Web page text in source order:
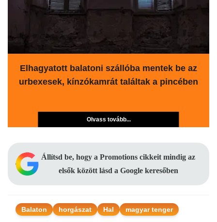
Elhagyatott balatoni szállóba mentek be az
urbexesek, kínzókamrát találtak a pincében
Olvass tovább...
Állítsd be, hogy a Promotions cikkeit mindig az
elsők között lásd a Google keresőben
Balaton horgászat Hal magyar tenger